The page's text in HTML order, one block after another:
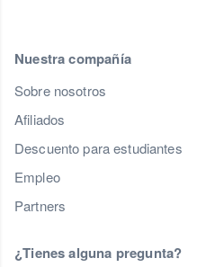
Nuestra compañía
Sobre nosotros
Afiliados
Descuento para estudiantes
Empleo
Partners
¿Tienes alguna pregunta?